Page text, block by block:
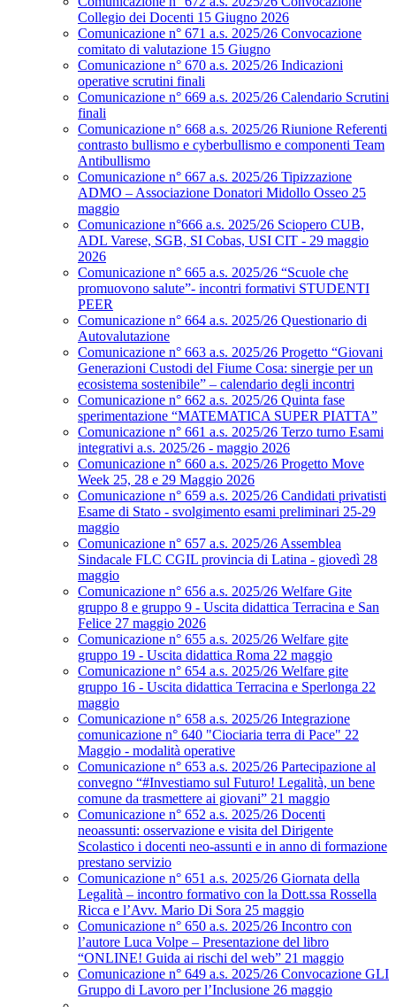
Collegio dei Docenti 15 Giugno 2026
Comunicazione n° 671 a.s. 2025/26 Convocazione
comitato di valutazione 15 Giugno
Comunicazione n° 670 a.s. 2025/26 Indicazioni
operative scrutini finali
Comunicazione n° 669 a.s. 2025/26 Calendario Scrutini
finali
Comunicazione n° 668 a.s. 2025/26 Riunione Referenti
contrasto bullismo e cyberbullismo e componenti Team
Antibullismo
Comunicazione n° 667 a.s. 2025/26 Tipizzazione
ADMO – Associazione Donatori Midollo Osseo 25
maggio
Comunicazione n°666 a.s. 2025/26 Sciopero CUB,
ADL Varese, SGB, SI Cobas, USI CIT - 29 maggio
2026
Comunicazione n° 665 a.s. 2025/26 “Scuole che
promuovono salute”- incontri formativi STUDENTI
PEER
Comunicazione n° 664 a.s. 2025/26 Questionario di
Autovalutazione
Comunicazione n° 663 a.s. 2025/26 Progetto “Giovani
Generazioni Custodi del Fiume Cosa: sinergie per un
ecosistema sostenibile” – calendario degli incontri
Comunicazione n° 662 a.s. 2025/26 Quinta fase
sperimentazione “MATEMATICA SUPER PIATTA”
Comunicazione n° 661 a.s. 2025/26 Terzo turno Esami
integrativi a.s. 2025/26 - maggio 2026
Comunicazione n° 660 a.s. 2025/26 Progetto Move
Week 25, 28 e 29 Maggio 2026
Comunicazione n° 659 a.s. 2025/26 Candidati privatisti
Esame di Stato - svolgimento esami preliminari 25-29
maggio
Comunicazione n° 657 a.s. 2025/26 Assemblea
Sindacale FLC CGIL provincia di Latina - giovedì 28
maggio
Comunicazione n° 656 a.s. 2025/26 Welfare Gite
gruppo 8 e gruppo 9 - Uscita didattica Terracina e San
Felice 27 maggio 2026
Comunicazione n° 655 a.s. 2025/26 Welfare gite
gruppo 19 - Uscita didattica Roma 22 maggio
Comunicazione n° 654 a.s. 2025/26 Welfare gite
gruppo 16 - Uscita didattica Terracina e Sperlonga 22
maggio
Comunicazione n° 658 a.s. 2025/26 Integrazione
comunicazione n° 640 "Ciociaria terra di Pace" 22
Maggio - modalità operative
Comunicazione n° 653 a.s. 2025/26 Partecipazione al
convegno “#Investiamo sul Futuro! Legalità, un bene
comune da trasmettere ai giovani” 21 maggio
Comunicazione n° 652 a.s. 2025/26 Docenti
neoassunti: osservazione e visita del Dirigente
Scolastico i docenti neo-assunti e in anno di formazione
prestano servizio
Comunicazione n° 651 a.s. 2025/26 Giornata della
Legalità – incontro formativo con la Dott.ssa Rossella
Ricca e l’Avv. Mario Di Sora 25 maggio
Comunicazione n° 650 a.s. 2025/26 Incontro con
l’autore Luca Volpe – Presentazione del libro
“ONLINE! Guida ai rischi del web” 21 maggio
Comunicazione n° 649 a.s. 2025/26 Convocazione GLI
Gruppo di Lavoro per l’Inclusione 26 maggio